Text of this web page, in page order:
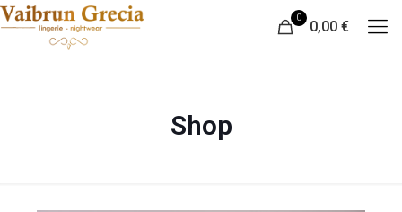
0
0,00 €
Shop